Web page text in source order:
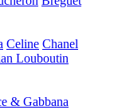
Celine Chanel
Louboutin
& Gabbana